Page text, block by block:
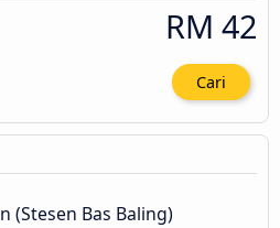
RM 42
Cari
(Stesen Bas Baling)